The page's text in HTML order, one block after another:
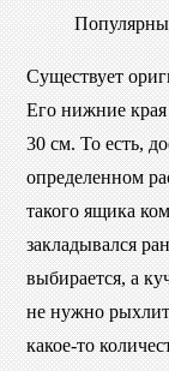
Существует
Его нижние
30 см. То есть,
определенном
такого ящика
закладывался
выбирается, а
не нужно
какое-то